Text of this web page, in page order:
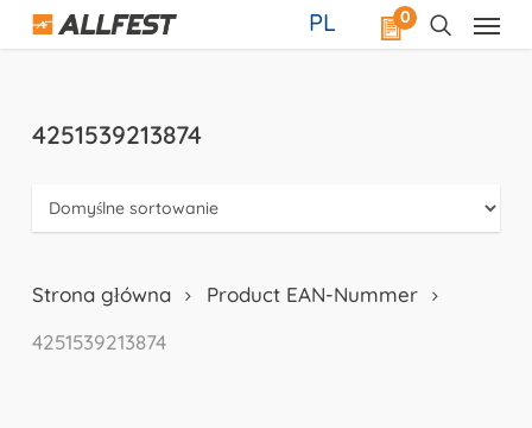
Skip
0
PL
4251539213874
Strona główna
Product EAN-Nummer
4251539213874